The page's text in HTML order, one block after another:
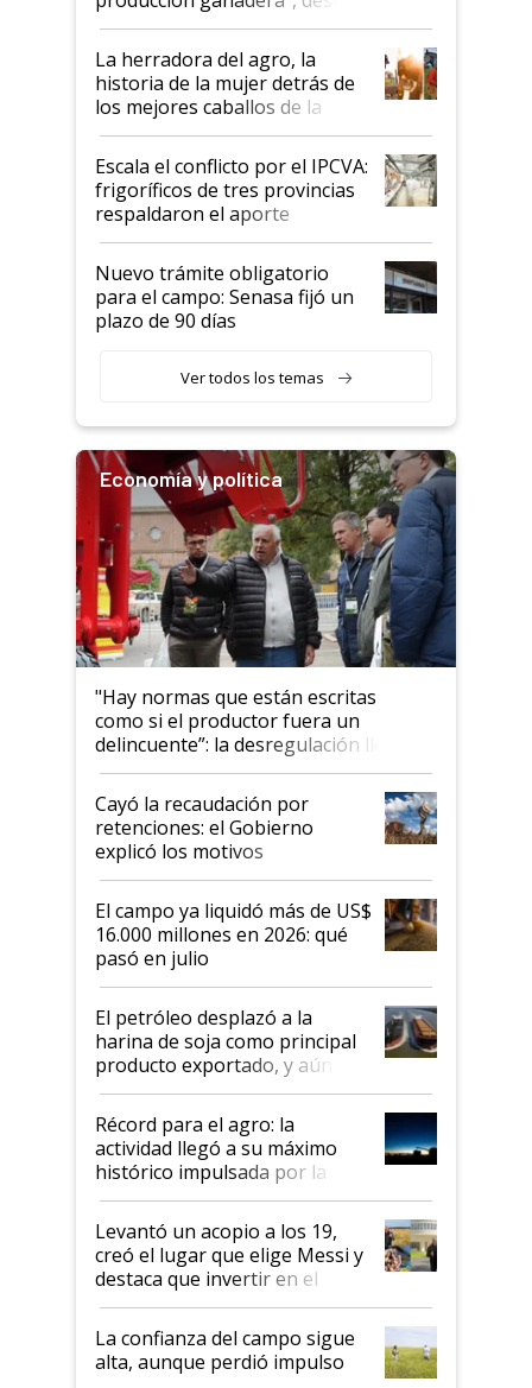
la iniciativa que ya reúne a 46
establecimientos en Argentina
La herradora del agro, la
historia de la mujer detrás de
los mejores caballos de la
Argentina y los mitos que
todavía hacen sufrir a estos
animales: "Mientras me
descalificaban, yo seguí
haciendo currículum"
Escala el conflicto por el IPCVA:
frigoríficos de tres provincias
respaldaron el aporte
obligatorio
Nuevo trámite obligatorio
para el campo: Senasa fijó un
plazo de 90 días
Ver todos los temas
Economía y política
"Hay normas que están escritas
como si el productor fuera un
delincuente”: la desregulación llegó
al Congreso Aapresid y hasta se
habló del financiamiento al IPCVA
Cayó la recaudación por
retenciones: el Gobierno
explicó los motivos
El campo ya liquidó más de US$
16.000 millones en 2026: qué
pasó en julio
El petróleo desplazó a la
harina de soja como principal
producto exportado, y aún así
el agro aportó casi seis de cada
diez dólares y sostuvo el
liderazgo en un semestre
récord
Récord para el agro: la
actividad llegó a su máximo
histórico impulsada por la
cosecha y las exportaciones
Levantó un acopio a los 19,
creó el lugar que elige Messi y
destaca que invertir en el
kirchnerismo era como "darle
plata a un hijo para droga":
Juan Félix Rossetti, el libertario
que de una dura crisis salió
La confianza del campo sigue
alta, aunque perdió impulso